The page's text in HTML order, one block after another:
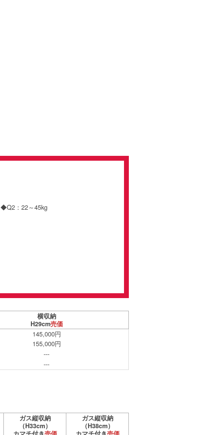
：22～45kg
横収納
H29cm売価
145,000円
155,000円
---
---
ガス縦収納
（H33cm）
ガス縦収納
（H38cm）